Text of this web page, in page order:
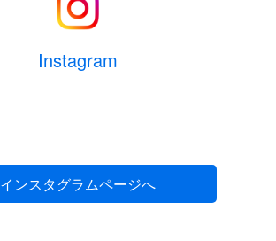
Instagram
インスタグラムページへ